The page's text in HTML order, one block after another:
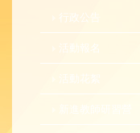
行政公告
活動報名
活動花絮
新進教師研習營